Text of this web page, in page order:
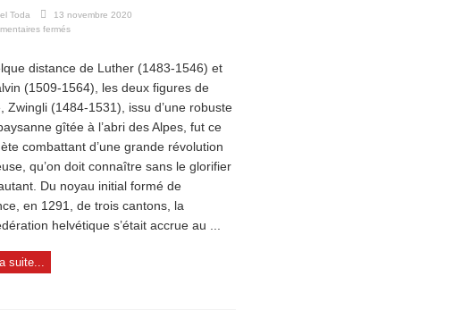
Toda
13 novembre 2020
fermés
troisième
homme
la
Réforme
distance de Luther (1483-1546) et
(1509-1564), les deux figures de
Zwingli (1484-1531), issu d’une robuste
gîtée à l’abri des Alpes, fut ce
combattant d’une grande révolution
qu’on doit connaître sans le glorifier
Du noyau initial formé de
en 1291, de trois cantons, la
helvétique s’était accrue au ...
suite...